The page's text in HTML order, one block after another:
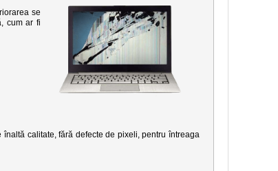
se
cum ar fi
calitate, fără defecte de pixeli, pentru întreaga